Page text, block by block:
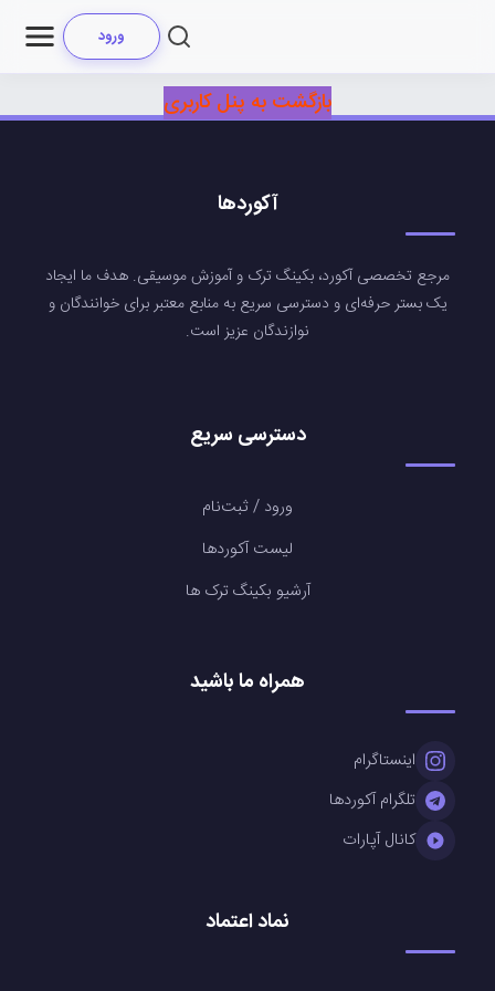
ورود
بازگشت به پنل کاربری
آکوردها
مرجع تخصصی آکورد، بکینگ ترک و آموزش موسیقی. هدف ما ایجاد
یک بستر حرفه‌ای و دسترسی سریع به منابع معتبر برای خوانندگان و
نوازندگان عزیز است.
دسترسی سریع
ورود / ثبت‌نام
لیست آکوردها
آرشیو بکینگ ترک ها
همراه ما باشید
اینستاگرام
تلگرام آکوردها
کانال آپارات
نماد اعتماد